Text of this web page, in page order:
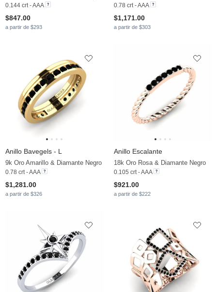
0.144 crt - AAA
$847.00
a partir de $293
0.78 crt - AAA
$1,171.00
a partir de $303
Anillo Bavegels - L
9k Oro Amarillo & Diamante Negro
0.78 crt - AAA
$1,281.00
a partir de $326
Anillo Escalante
18k Oro Rosa & Diamante Negro
0.105 crt - AAA
$921.00
a partir de $222